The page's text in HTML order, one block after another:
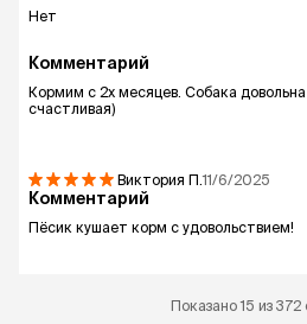
Нет
Комментарий
Кормим с 2х месяцев. Собака
счастливая)
Виктория П.11/6/2025
Комментарий
Пёсик кушает корм с удовольствием!
Показано 15 из 372